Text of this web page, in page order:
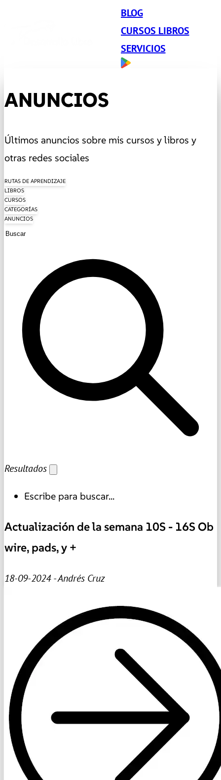
BLOG
CURSOS LIBROS
SERVICIOS
ANUNCIOS
Últimos anuncios sobre mis cursos y libros y
otras redes sociales
RUTAS DE APRENDIZAJE
LIBROS
CURSOS
CATEGORÍAS
ANUNCIOS
Resultados
Escribe para buscar...
Actualización de la semana 10S - 16S Ob
wire, pads, y +
18-09-2024 - Andrés Cruz